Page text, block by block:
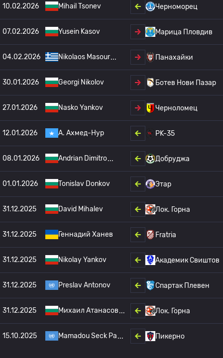
10.02.2026 Mihail Tsonev Черноморец
07.02.2026 Yusein Kasov Марица Пловдив
04.02.2026 Nikolaos Masour Панахайки
30.01.2026 Georgi Nikolov Ботев Нови Пазар
27.01.2026 Nasko Yankov Черноломец
12.01.2026 А. Ахмед-Нур PK-35
08.01.2026 Andrian Dimitro Добруджа
01.01.2026 Tonislav Donkov Этар
31.12.2025 David Mihalev Лок. Горна
31.12.2025 Геннадий Ханев Fratria
31.12.2025 Nikolay Yankov Академик Свиштов
31.12.2025 Preslav Antonov Спартак Плевен
31.12.2025 Михаил Атанасов Лок. Горна
15.10.2025 Mamadou Seck Pa Пикерно